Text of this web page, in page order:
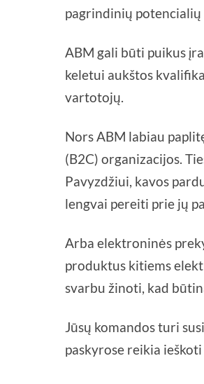
pagrindinių potencialių
ABM gali būti puikus
keletui aukštos
vartotojų.
Nors ABM labiau
(B2C) organizacijos.
Pavyzdžiui, kavos
lengvai pereiti prie jų
Arba elektroninės
produktus kitiems
svarbu žinoti, kad
Jūsų komandos turi
paskyrose reikia